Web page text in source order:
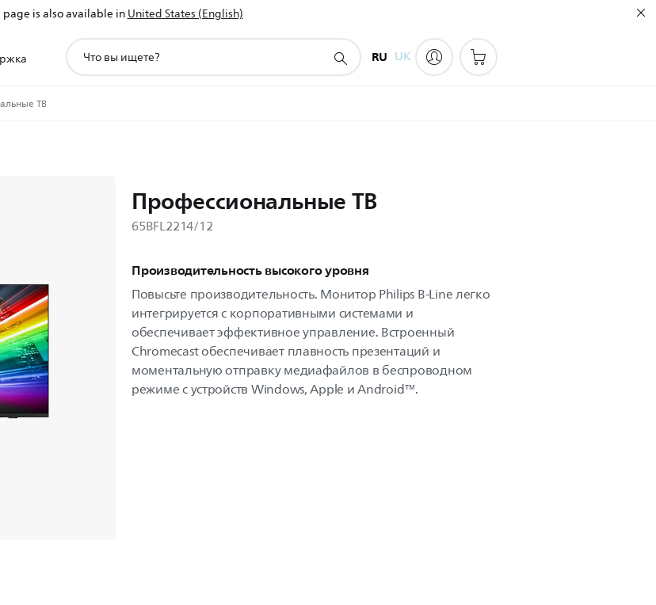
page is also available inUnited States (English)
поддержки
RU UK
ТВ
Профессиональные ТВ
65BFL2214/12
Производительность высокого уровня
Повысьте производительность. Монитор Philips B-Line легко
интегрируется с корпоративными системами и
обеспечивает эффективное управление. Встроенный
Chromecast обеспечивает плавность презентаций и
моментальную отправку медиафайлов в беспроводном
режиме с устройств Windows, Apple и Android™.